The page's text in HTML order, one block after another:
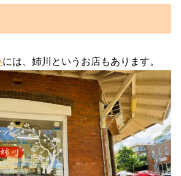
には、姉川というお店もあります。